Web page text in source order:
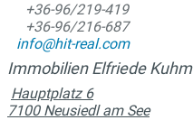
+36-96/219-419
+36-96/216-687
info@hit-real.com
Immobilien Elfriede Kuhm
Hauptplatz 6
7100 Neusiedl am See